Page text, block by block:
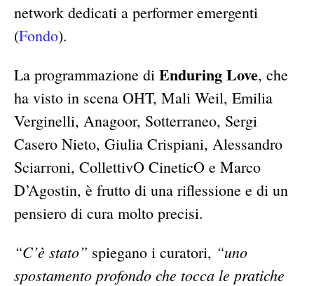
network dedicati a performer emergenti
(Fondo).
La programmazione di Enduring Love, che
ha visto in scena OHT, Mali Weil, Emilia
Verginelli, Anagoor, Sotterraneo, Sergi
Casero Nieto, Giulia Crispiani, Alessandro
Sciarroni, CollettivO CineticO e Marco
D’Agostin, è frutto di una riflessione e di un
pensiero di cura molto precisi.
“C’è stato” spiegano i curatori, “uno
spostamento profondo che tocca le pratiche